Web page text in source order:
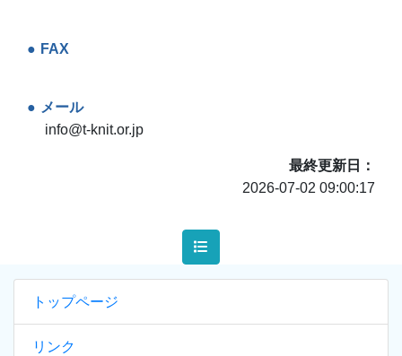
トップページ
リンク
FAX
メール
info@t-knit.or.jp
最終更新日
2026-07-02 09:00:17